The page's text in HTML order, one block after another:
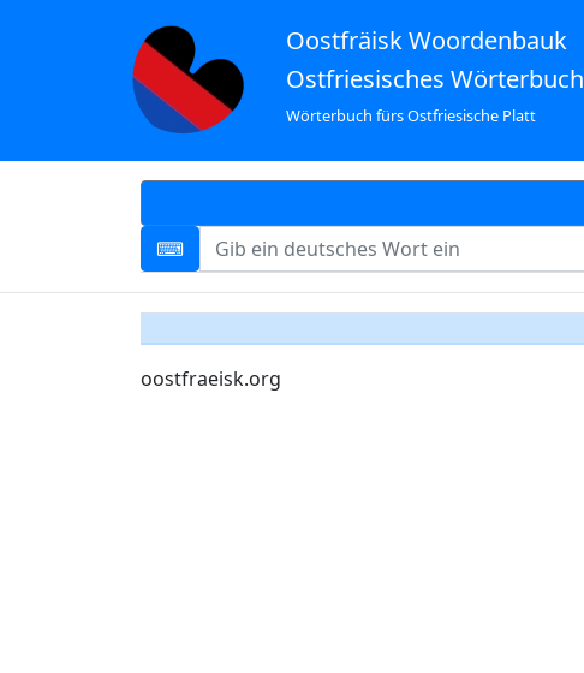
Oostfräisk Woordenbauk
Ostfriesisches Wörterbuch
Wörterbuch fürs Ostfriesische Platt
oostfraeisk.org